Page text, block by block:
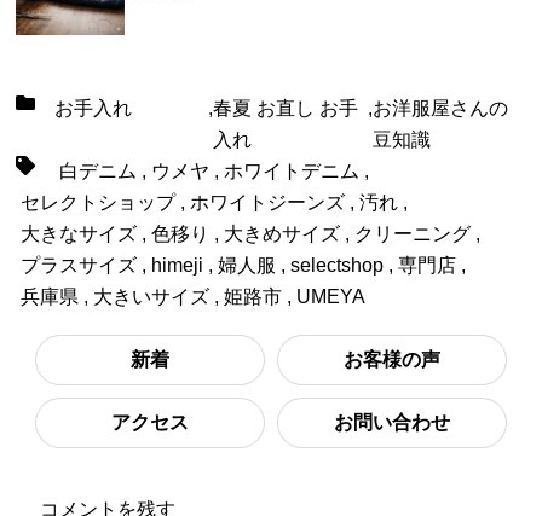
お手入れ ,春夏 お直し お手
入れ
,お洋服屋さんの
豆知識
白デニム , ウメヤ , ホワイトデニム ,
セレクトショップ , ホワイトジーンズ , 汚れ ,
大きなサイズ , 色移り , 大きめサイズ , クリーニング ,
プラスサイズ , himeji , 婦人服 , selectshop , 専門店 ,
兵庫県 , 大きいサイズ , 姫路市 , UMEYA
新着 お客様の声
アクセス お問い合わせ
コメントを残す